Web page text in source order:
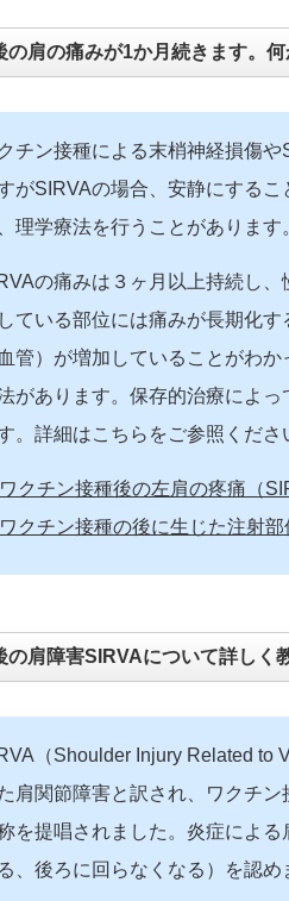
の肩の痛みが1か月続きます。何
チン接種による末梢神経損傷
がSIRVAの場合、安静にする
理学療法を行うことがあります
の痛みは３ヶ月以上持続し
ている部位には痛みが長期化
管）が増加していることがわ
があります。保存的治療によ
。詳細はこちらをご参照くださ
ワクチン接種後の左肩の疼痛（
ワクチン接種の後に生じた注射
の肩障害SIRVAについて詳しく
（Shoulder Injury Related to
肩関節障害と訳され、ワクチ
を提唱されました。炎症によ
、後ろに回らなくなる）を認め